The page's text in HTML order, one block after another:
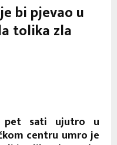
bi pjevao u
tolika zla
pet sati ujutro u
centru umro je